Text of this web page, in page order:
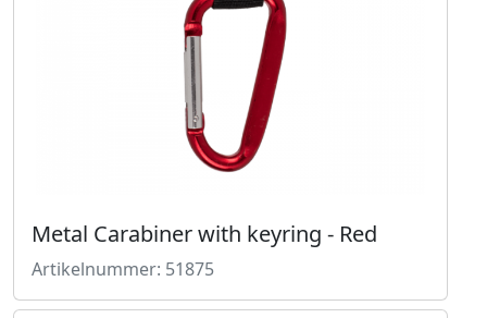
Metal Carabiner with keyring - Red
Artikelnummer: 51875